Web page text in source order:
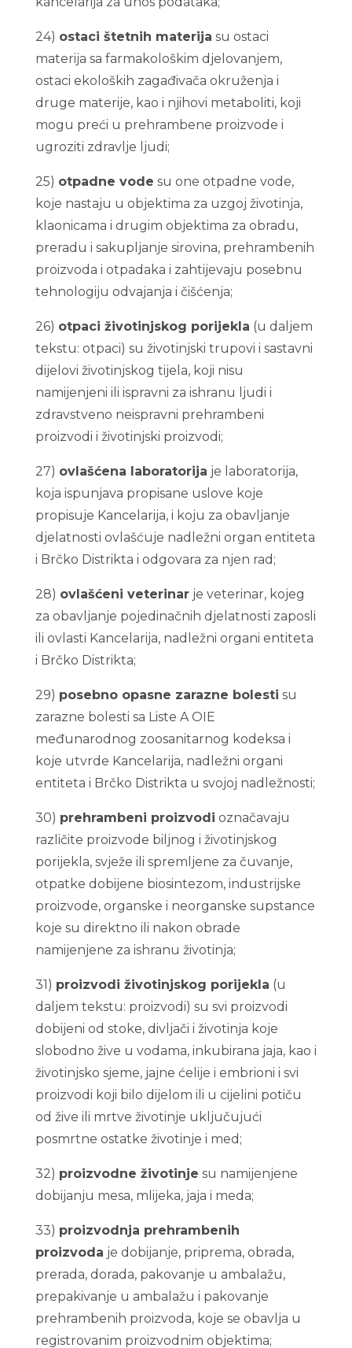
24) ostaci štetnih materija su ostaci
materija sa farmakološkim djelovanjem,
ostaci ekoloških zagađivača okruženja i
druge materije, kao i njihovi metaboliti, koji
mogu preći u prehrambene proizvode i
ugroziti zdravlje ljudi;
25) otpadne vode su one otpadne vode,
koje nastaju u objektima za uzgoj životinja,
klaonicama i drugim objektima za obradu,
preradu i sakupljanje sirovina, prehrambenih
proizvoda i otpadaka i zahtijevaju posebnu
tehnologiju odvajanja i čišćenja;
26) otpaci životinjskog porijekla (u daljem
tekstu: otpaci) su životinjski trupovi i sastavni
dijelovi životinjskog tijela, koji nisu
namijenjeni ili ispravni za ishranu ljudi i
zdravstveno neispravni prehrambeni
proizvodi i životinjski proizvodi;
27) ovlašćena laboratorija je laboratorija,
koja ispunjava propisane uslove koje
propisuje Kancelarija, i koju za obavljanje
djelatnosti ovlašćuje nadležni organ entiteta
i Brčko Distrikta i odgovara za njen rad;
28) ovlašćeni veterinarje veterinar, kojeg
za obavljanje pojedinačnih djelatnosti zaposli
ili ovlasti Kancelarija, nadležni organi entiteta
i Brčko Distrikta;
29) posebno opasne zarazne bolesti su
zarazne bolesti sa Liste A OIE
međunarodnog zoosanitarnog kodeksa i
koje utvrde Kancelarija, nadležni organi
entiteta i Brčko Distrikta u svojoj nadležnosti;
30) prehrambeni proizvodi označavaju
različite proizvode biljnog i životinjskog
porijekla, svježe ili spremljene za čuvanje,
otpatke dobijene biosintezom, industrijske
proizvode, organske i neorganske supstance
koje su direktno ili nakon obrade
namijenjene za ishranu životinja;
31) proizvodi životinjskog porijekla (u
daljem tekstu: proizvodi) su svi proizvodi
dobijeni od stoke, divljači i životinja koje
slobodno žive u vodama, inkubirana jaja, kao i
životinjsko sjeme, jajne ćelije i embrioni i svi
proizvodi koji bilo dijelom ili u cijelini potiču
od žive ili mrtve životinje uključujući
posmrtne ostatke životinje i med;
32) proizvodne životinje su namijenjene
dobijanju mesa, mlijeka, jaja i meda;
33) proizvodnja prehrambenih
proizvoda je dobijanje, priprema, obrada,
prerada, dorada, pakovanje u ambalažu,
prepakivanje u ambalažu i pakovanje
prehrambenih proizvoda, koje se obavlja u
registrovanim proizvodnim objektima;